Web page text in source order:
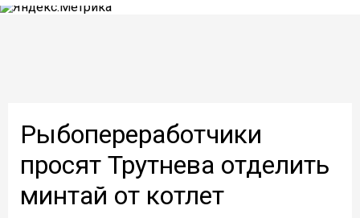
Рыбопереработчики
просят Трутнева отделить
минтай от котлет